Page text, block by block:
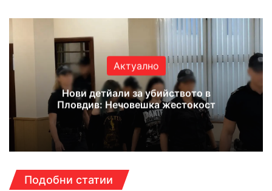
Актуално
Нови детйали за убийството в
Пловдив: Нечовешка жестокост
Подобни статии